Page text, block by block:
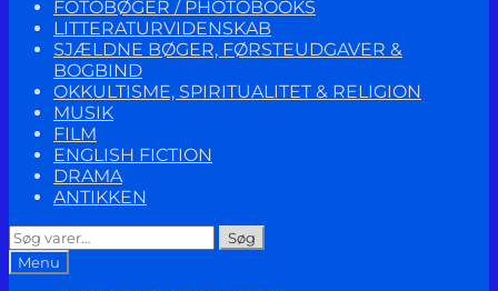
FOTOBØGER / PHOTOBOOKS
LITTERATURVIDENSKAB
SJÆLDNE BØGER, FØRSTEUDGAVER &
BOGBIND
OKKULTISME, SPIRITUALITET & RELIGION
MUSIK
FILM
ENGLISH FICTION
DRAMA
ANTIKKEN
Søg
efter:
Søg
Menu